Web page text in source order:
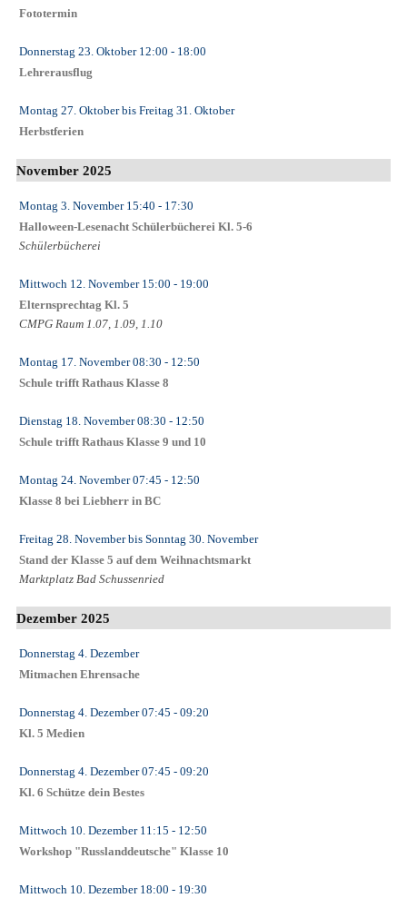
Fototermin
Donnerstag 23. Oktober12:00 - 18:00
Lehrerausflug
Montag 27. Oktoberbis Freitag 31. Oktober
Herbstferien
November 2025
Montag 3. November15:40 - 17:30
Halloween-Lesenacht Schülerbücherei Kl. 5-6
Schülerbücherei
Mittwoch 12. November15:00 - 19:00
Elternsprechtag Kl. 5
CMPG Raum 1.07, 1.09, 1.10
Montag 17. November08:30 - 12:50
Schule trifft Rathaus Klasse 8
Dienstag 18. November08:30 - 12:50
Schule trifft Rathaus Klasse 9 und 10
Montag 24. November07:45 - 12:50
Klasse 8 bei Liebherr in BC
Freitag 28. Novemberbis Sonntag 30. November
Stand der Klasse 5 auf dem Weihnachtsmarkt
Marktplatz Bad Schussenried
Dezember 2025
Donnerstag 4. Dezember
Mitmachen Ehrensache
Donnerstag 4. Dezember07:45 - 09:20
Kl. 5 Medien
Donnerstag 4. Dezember07:45 - 09:20
Kl. 6 Schütze dein Bestes
Mittwoch 10. Dezember11:15 - 12:50
Workshop "Russlanddeutsche" Klasse 10
Mittwoch 10. Dezember18:00 - 19:30